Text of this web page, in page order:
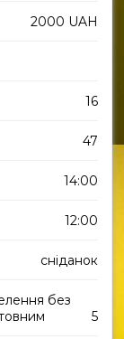
2000 UAH
16
47
14:00
12:00
сніданок
без
5